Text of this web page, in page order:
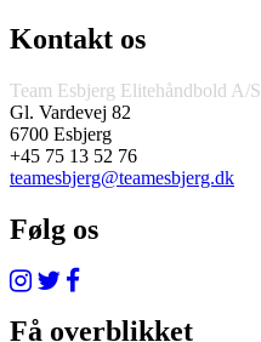
Kontakt os
Team Esbjerg Elitehåndbold A/S
Gl. Vardevej 82
6700 Esbjerg
+45 75 13 52 76
teamesbjerg@teamesbjerg.dk
Følg os
Få overblikket